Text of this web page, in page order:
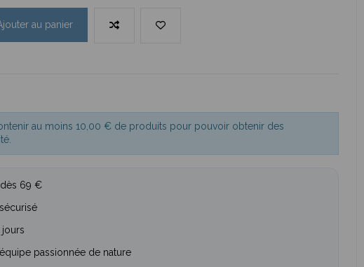
au panier
au moins 10,00 € de produits pour pouvoir obtenir des
69 €
jours
passionnée de nature